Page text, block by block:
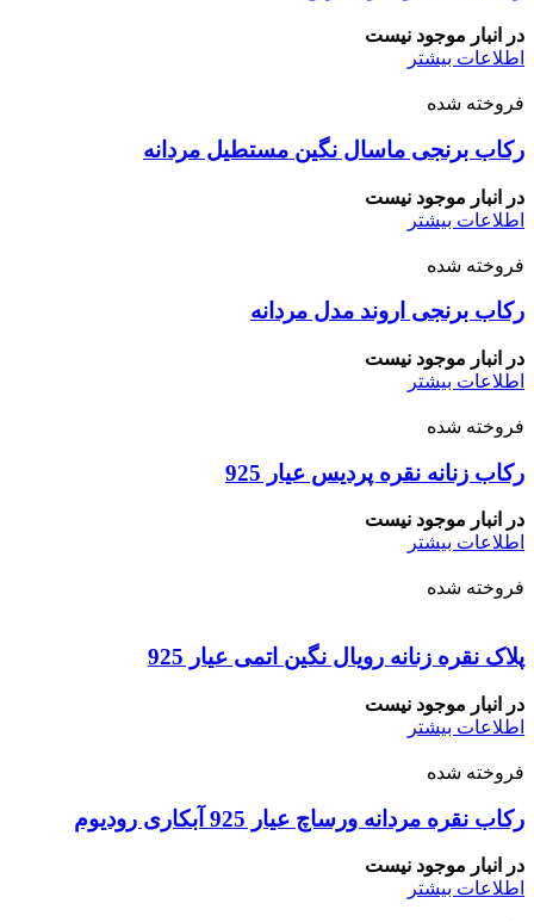
در انبار موجود نیست
اطلاعات بیشتر
فروخته شده
رکاب برنجی ماسال نگین مستطیل مردانه
در انبار موجود نیست
اطلاعات بیشتر
فروخته شده
رکاب برنجی اروند مدل مردانه
در انبار موجود نیست
اطلاعات بیشتر
فروخته شده
رکاب زنانه نقره پردیس عیار 925
در انبار موجود نیست
اطلاعات بیشتر
فروخته شده
پلاک نقره زنانه رویال نگین اتمی عیار 925
در انبار موجود نیست
اطلاعات بیشتر
فروخته شده
رکاب نقره مردانه ورساچ عیار 925 آبکاری رودیوم
در انبار موجود نیست
اطلاعات بیشتر